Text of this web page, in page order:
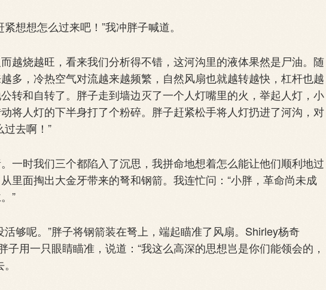
想怎么过来吧！”我冲胖子喊道。
烧越旺，看来我们分析得不错，这河沟里的液体果然是尸油。随
多，冷热空气对流越来越频繁，自然风扇也就越转越快，杠杆也越
转和自转了。胖子走到墙边灭了一个人灯嘴里的火，举起人灯，小
将人灯的下半身打了个粉碎。胖子赶紧松手将人灯扔进了河沟，对
去啊！”
时我们三个都陷入了沉思，我拼命地想着怎么能让他们顺利地过
里面掏出大金牙带来的弩和钢箭。我连忙问：“小胖，革命尚未成
”
够呢。”胖子将钢箭装在弩上，端起瞄准了风扇。Shirley杨奇
子用一只眼睛瞄准，说道：“我这么高深的思想岂是你们能领会的，